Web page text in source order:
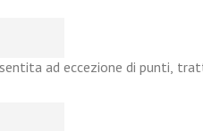
ad eccezione di punti,